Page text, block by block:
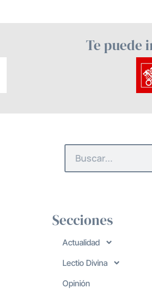
Te puede
Secciones
Actualidad
Lectio Divina
Opinión